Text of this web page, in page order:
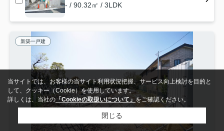
- / 90.32㎡ / 3LDK
新築一戸建
当サイトでは、お客様の当サイト利用状況把握、サービス向上検討を目的と
して、クッキー（Cookie）を使用しています。
詳しくは、当社の「Cookieの取扱いについて」 をご確認ください。
閉じる